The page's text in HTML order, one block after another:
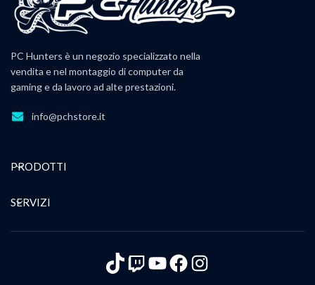
PC Hunters è un negozio specializzato nella
vendita e nel montaggio di computer da
gaming e da lavoro ad alte prestazioni.
info@pchstore.it
PRODOTTI
SERVIZI
TikTok
Twitch
YouTube
Facebook
Instagram